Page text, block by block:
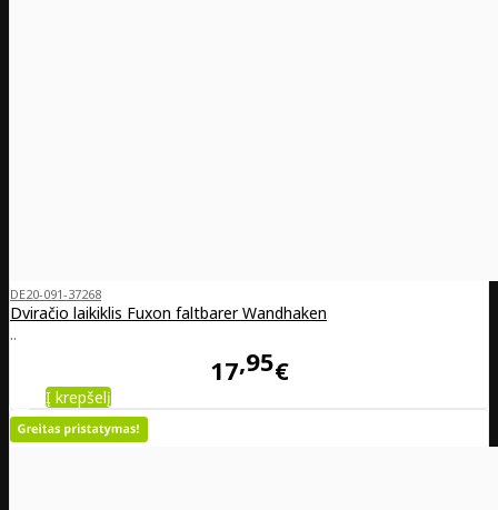
DE20-091-37268
Dviračio laikiklis Fuxon faltbarer Wandhaken
..
17 95€
Į krepšelį